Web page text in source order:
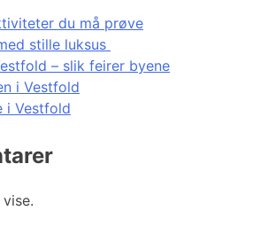
du må prøve
stille luksus
– slik feirer byene
i Vestfold
i Vestfold